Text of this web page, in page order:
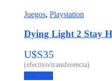
Juegos, Playstation
Dying Light 2 Stay
U$S35